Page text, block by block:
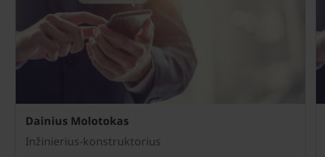
Dainius Molotokas
Inžinierius-konstruktorius